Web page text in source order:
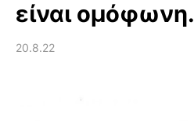
είναι ομόφωνη.
20.8.22